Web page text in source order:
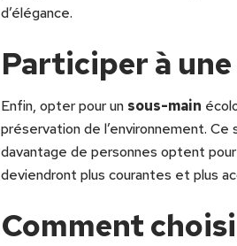
d’élégance.
Participer à
Enfin, opter pour un sous-main
préservation de l’environnement.
davantage de personnes optent
deviendront plus courantes et plus
Comment